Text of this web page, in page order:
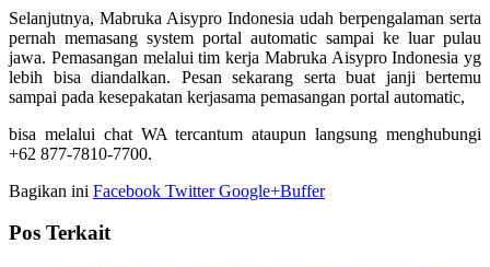
Selanjutnya, Mabruka Aisypro Indonesia udah berpengalaman serta
pernah memasang system portal automatic sampai ke luar pulau
jawa. Pemasangan melalui tim kerja Mabruka Aisypro Indonesia yg
lebih bisa diandalkan. Pesan sekarang serta buat janji bertemu
sampai pada kesepakatan kerjasama pemasangan portal automatic,
bisa melalui chat WA tercantum ataupun langsung menghubungi
+62 877-7810-7700.
Bagikan ini Facebook TwitterGoogle+Buffer
Pos Terkait